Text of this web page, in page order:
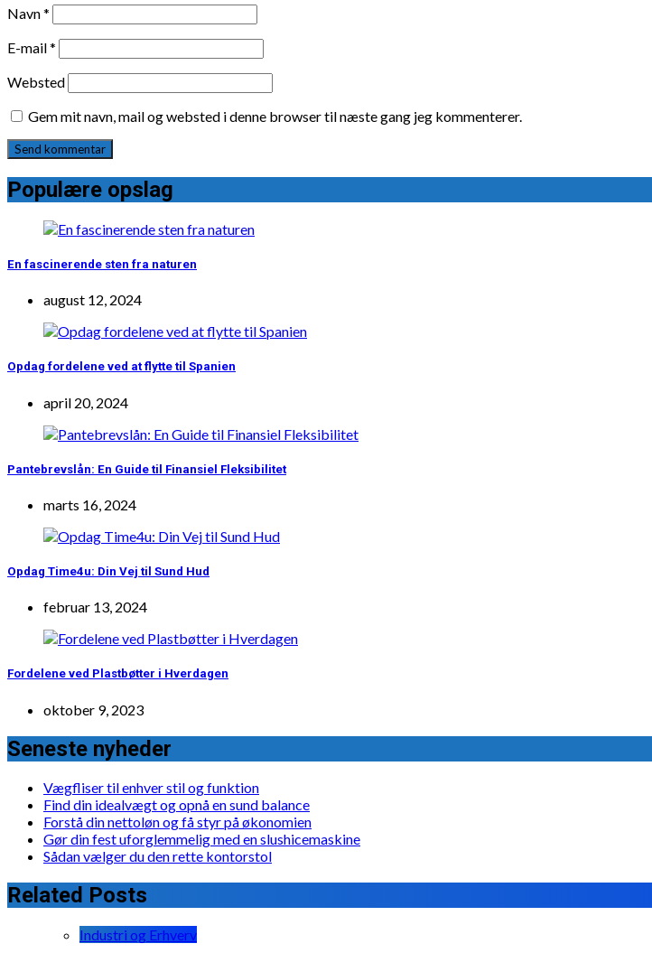
Navn*
E-mail*
Websted
Gem mit navn, mail og websted i denne browser til næste gang jeg kommenterer.
Populære opslag
En fascinerende sten fra naturen
august 12, 2024
Opdag fordelene ved at flytte til Spanien
april 20, 2024
Pantebrevslån: En Guide til Finansiel Fleksibilitet
marts 16, 2024
Opdag Time4u: Din Vej til Sund Hud
februar 13, 2024
Fordelene ved Plastbøtter i Hverdagen
oktober 9, 2023
Seneste nyheder
Vægfliser til enhver stil og funktion
Find din idealvægt og opnå en sund balance
Forstå din nettoløn og få styr på økonomien
Gør din fest uforglemmelig med en slushicemaskine
Sådan vælger du den rette kontorstol
Related Posts
Industri og Erhverv